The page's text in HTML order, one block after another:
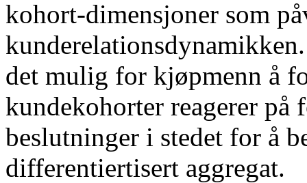
kohort-dimensjoner som
det mulig for kjøpmenn å
kundekohorter reagerer
beslutninger i stedet for å
differentiertisert aggregat.